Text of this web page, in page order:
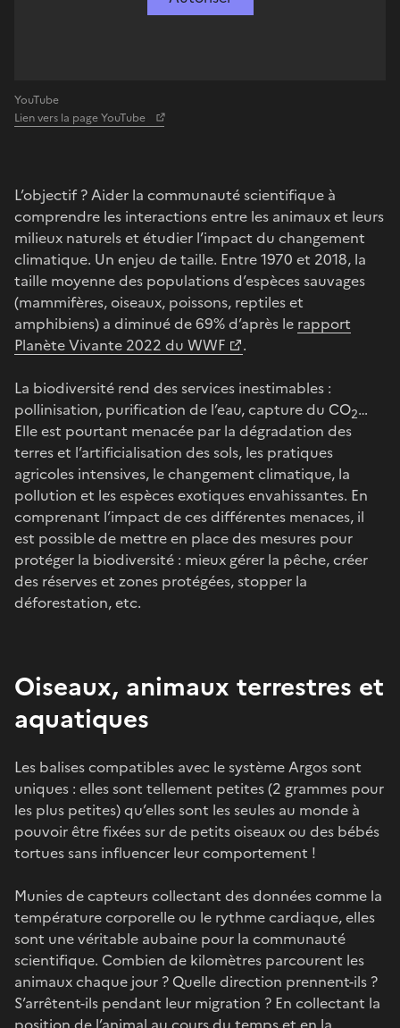
YouTube
Lien vers la page YouTube
L’objectif ? Aider la communauté scientifique à
comprendre les interactions entre les animaux et leurs
milieux naturels et étudier l’impact du changement
climatique. Un enjeu de taille. Entre 1970 et 2018, la
taille moyenne des populations d’espèces sauvages
(mammifères, oiseaux, poissons, reptiles et
amphibiens) a diminué de 69% d’après le rapport
Planète Vivante 2022 du WWF
.
La biodiversité rend des services inestimables :
pollinisation, purification de l’eau, capture du CO2…
Elle est pourtant menacée par la dégradation des
terres et l’artificialisation des sols, les pratiques
agricoles intensives, le changement climatique, la
pollution et les espèces exotiques envahissantes. En
comprenant l’impact de ces différentes menaces, il
est possible de mettre en place des mesures pour
protéger la biodiversité : mieux gérer la pêche, créer
des réserves et zones protégées, stopper la
déforestation, etc.
Oiseaux, animaux terrestres et
aquatiques
Les balises compatibles avec le système Argos sont
uniques : elles sont tellement petites (2 grammes pour
les plus petites) qu’elles sont les seules au monde à
pouvoir être fixées sur de petits oiseaux ou des bébés
tortues sans influencer leur comportement !
Munies de capteurs collectant des données comme la
température corporelle ou le rythme cardiaque, elles
sont une véritable aubaine pour la communauté
scientifique. Combien de kilomètres parcourent les
animaux chaque jour ? Quelle direction prennent-ils ?
S’arrêtent-ils pendant leur migration ? En collectant la